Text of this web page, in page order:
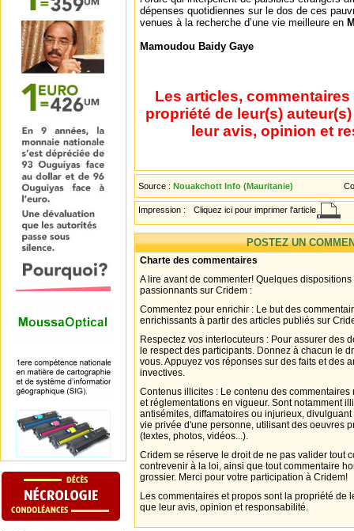
dépenses quotidiennes sur le dos de ces
venues à la recherche d’une vie meilleure en
Mamoudou Baidy Gaye
Les articles,
propriété de leur(s)
leur avis, opinion et
Source : Nouakchott Info (Mauritanie)
Impression : Cliquez ici pour imprimer l'article
POSTEZ UN
Charte des commentaires
A lire avant de commenter! Quelques
passionnants sur Cridem :
Commentez pour enrichir : Le but des
enrichissants à partir des articles publiés sur
Respectez vos interlocuteurs : Pour assurer des
le respect des participants. Donnez à chacun le
vous. Appuyez vos réponses sur des faits et des
invectives.
Contenus illicites : Le contenu des
et réglementations en vigueur. Sont notamment
antisémites, diffamatoires ou injurieux,
vie privée d'une personne, utilisant des oeuvres
(textes, photos, vidéos...).
Cridem se réserve le droit de ne pas valider tout
contrevenir à la loi, ainsi que tout commentaire
grossier. Merci pour votre participation à Cridem!
Les commentaires et propos sont la propriété de
que leur avis, opinion et responsabilité.